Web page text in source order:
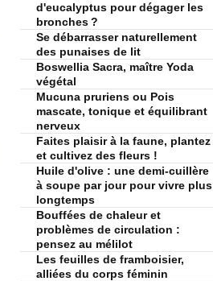
d'eucalyptus pour dégager les
bronches ?
Se débarrasser naturellement
des punaises de lit
Boswellia Sacra, maître Yoda
végétal
Mucuna pruriens ou Pois
mascate, tonique et équilibrant
nerveux
Faites plaisir à la faune, plantez
et cultivez des fleurs !
Huile d'olive : une demi-cuillère
à soupe par jour pour vivre plus
longtemps
Bouffées de chaleur et
problèmes de circulation :
pensez au mélilot
Les feuilles de framboisier,
alliées du corps féminin